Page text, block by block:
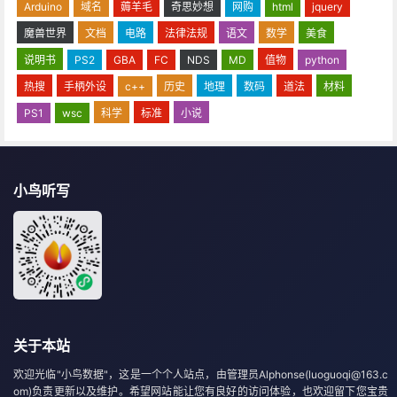
Arduino 域名 薅羊毛 奇思妙想 网购 html
jquery
魔兽世界
文档 电路 法律法规 语文 数学
美食
说明书
PS2 GBA FC NDS MD 值物
python
热搜
手柄外设 c++ 历史 地理 数码 道法
材料
PS1
wsc 科学 标准 小说
小鸟听写
关于本站
欢迎光临"小鸟数据"，这是一个个人站点，由管理员Alphonse(luoguoqi@163.c
om)负责更新以及维护。希望网站能让您有良好的访问体验，也欢迎留下您宝贵